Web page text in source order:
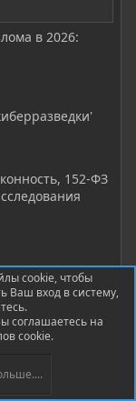
в 2026:
152-ФЗ
для
ратники
cookie, чтобы
Ваш вход в систему,
соглашаетесь на
cookie.